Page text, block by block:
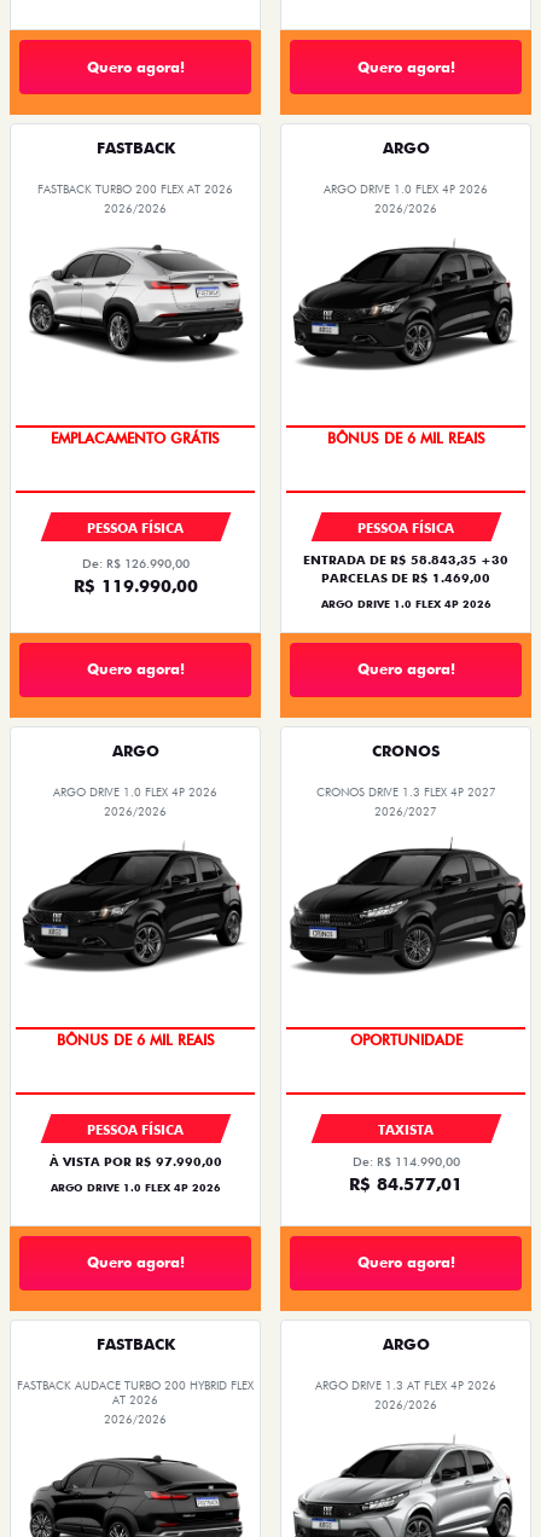
Quero agora! Quero agora!
FASTBACK
FASTBACK TURBO 200 FLEX AT 2026
2026/2026
OPORTUNIDADE
PESSOA FÍSICA
De: R$ 126.990,00
R$ 119.990,00
Quero agora!
ARGO
ARGO DRIVE 1.0 FLEX 4P 2026
2026/2026
TAXA ZERO
PESSOA FÍSICA
ENTRADA DE R$ 58.843,35 +30
PARCELAS DE R$ 1.469,00
ARGO DRIVE 1.0 FLEX 4P 2026
Quero agora!
ARGO
ARGO DRIVE 1.0 FLEX 4P 2026
2026/2026
TAXA ZERO
PESSOA FÍSICA
À VISTA POR R$ 97.990,00
ARGO DRIVE 1.0 FLEX 4P 2026
Quero agora!
CRONOS
CRONOS DRIVE 1.3 FLEX 4P 2027
2026/2027
PREÇOS REDUZIDOS
TAXISTA
De: R$ 114.990,00
R$ 84.577,01
Quero agora!
FASTBACK
FASTBACK AUDACE TURBO 200 HYBRID FLEX
AT 2026
2026/2026
ARGO
ARGO DRIVE 1.3 AT FLEX 4P 2026
2026/2026